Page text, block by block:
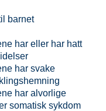
barnet
har eller har hatt
har svake
har alvorlige
somatisk sykdom